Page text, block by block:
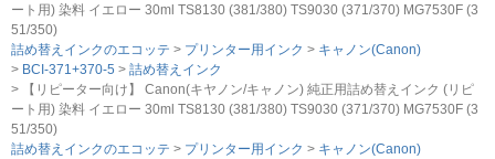
ート用) 染料 イエロー 30ml TS8130 (381/380) TS9030 (371/370) MG7530F (3
51/350)
詰め替えインクのエコッテ
プリンター用インク
キャノン(Canon)
BCI-371+370-5
詰め替えインク
【リピーター向け】 Canon(キヤノン/キャノン) 純正用詰め替えインク (リピ
ート用) 染料 イエロー 30ml TS8130 (381/380) TS9030 (371/370) MG7530F (3
51/350)
詰め替えインクのエコッテ
プリンター用インク
キャノン(Canon)